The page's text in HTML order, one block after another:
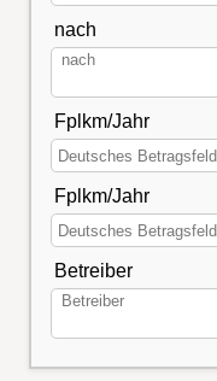
nach
Fplkm/Jahr
Fplkm/Jahr
Betreiber